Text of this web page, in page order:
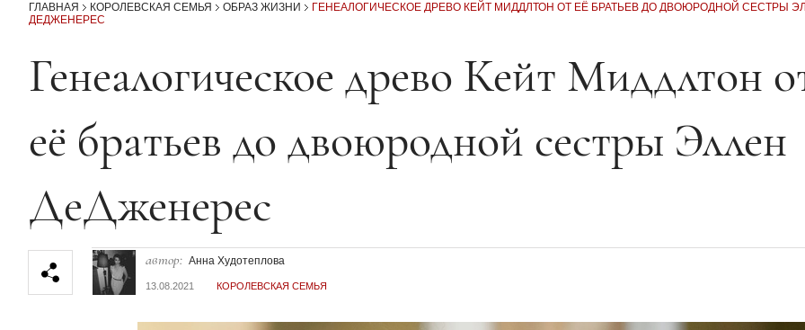
ГЛАВНАЯ КОРОЛЕВСКАЯ СЕМЬЯ ОБРАЗ ЖИЗНИ
ГЕНЕАЛОГИЧЕСКОЕ ДРЕВО КЕЙТ МИДДЛТОН ОТ ЕЁ БРАТЬЕВ ДО ДВОЮРОДНОЙ СЕСТРЫ
ДЕДЖЕНЕРЕС
Секция статей
Генеалогическое древо Кейт Миддлтон
её братьев до двоюродной сестры Эллен
ДеДженерес
автор: Анна Худотеплова
13.08.2021 КОРОЛЕВСКАЯ СЕМЬЯ